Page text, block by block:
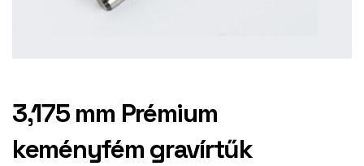
3,175 mm Prémium
keményfém gravírtűk